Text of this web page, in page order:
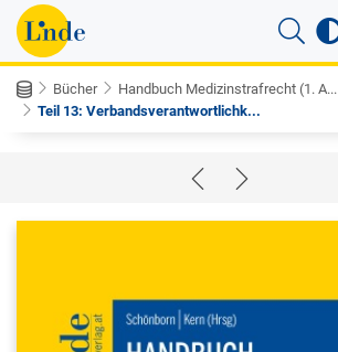
Bücher
Handbuch Medizinstrafrecht (1. A...
Teil 13: Verbandsverantwortlichk...